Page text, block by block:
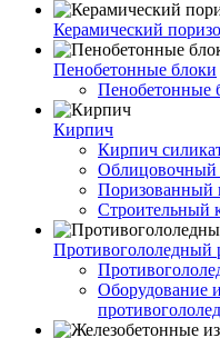
Керамический
Пенобетонные блоки
Пенобетонные
Кирпич
Кирпич
Облицовочный
Поризованный
Строительный
Противогололедный
Оборудование